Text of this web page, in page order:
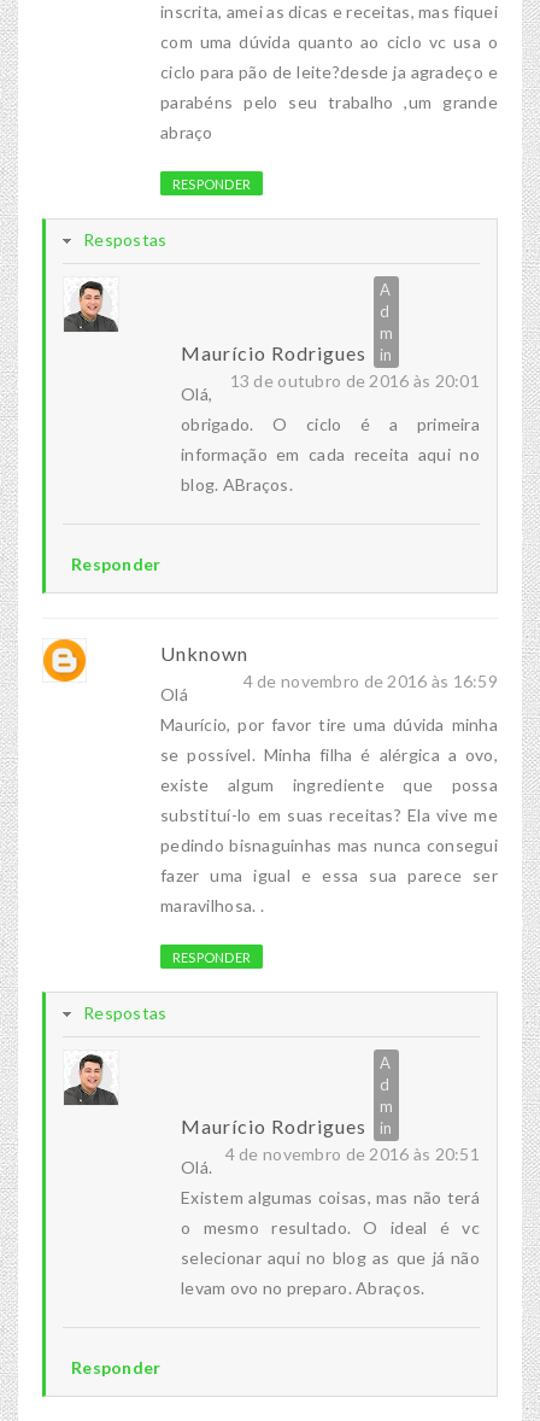
inscrita, amei as dicas e receitas, mas fiquei
com uma dúvida quanto ao ciclo vc usa o
ciclo para pão de leite?desde ja agradeço e
parabéns pelo seu trabalho ,um grande
abraço
RESPONDER
Respostas
Maurício Rodrigues
13 de outubro de 2016 às 20:01
Olá,
obrigado. O ciclo é a primeira
informação em cada receita aqui no
blog. ABraços.
Responder
Unknown
4 de novembro de 2016 às 16:59
Olá
Maurício, por favor tire uma dúvida minha
se possível. Minha filha é alérgica a ovo,
existe algum ingrediente que possa
substituí-lo em suas receitas? Ela vive me
pedindo bisnaguinhas mas nunca consegui
fazer uma igual e essa sua parece ser
maravilhosa. .
RESPONDER
Respostas
Maurício Rodrigues
4 de novembro de 2016 às 20:51
Olá.
Existem algumas coisas, mas não terá
o mesmo resultado. O ideal é vc
selecionar aqui no blog as que já não
levam ovo no preparo. Abraços.
Responder